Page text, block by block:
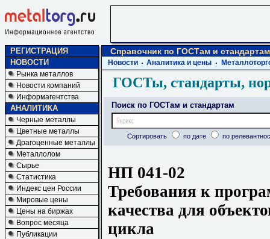
РЕГИСТРАЦИЯ
НОВОСТИ
Рынка металлов
Новости компаний
Информагентства
АНАЛИТИКА
Черные металлы
Цветные металлы
Драгоценные металлы
Металлолом
Сырье
Статистика
Индекс цен России
Мировые цены
Цены на биржах
Вопрос месяца
Публикации
Справочник по ГОСТам и стандартам
Новости Аналитика и цены
ГОСТы, стандарты,
Поиск по ГОСТам и стандартам
Сортировать по дате по
НП 041-02
Требования к
качества для
цикла